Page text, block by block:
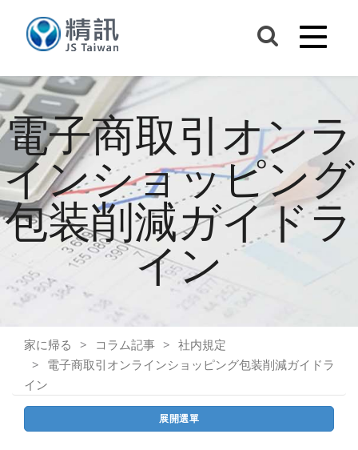
電子商取引オンラ
インショッピング
包装削減ガイドラ
イン
家に帰る コラム記事
社内規定
電子商取引オンラインショッピング包装削減ガイドラ
イン
展開選單